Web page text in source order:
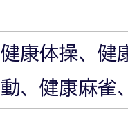
健康体操、健
動、健康麻雀